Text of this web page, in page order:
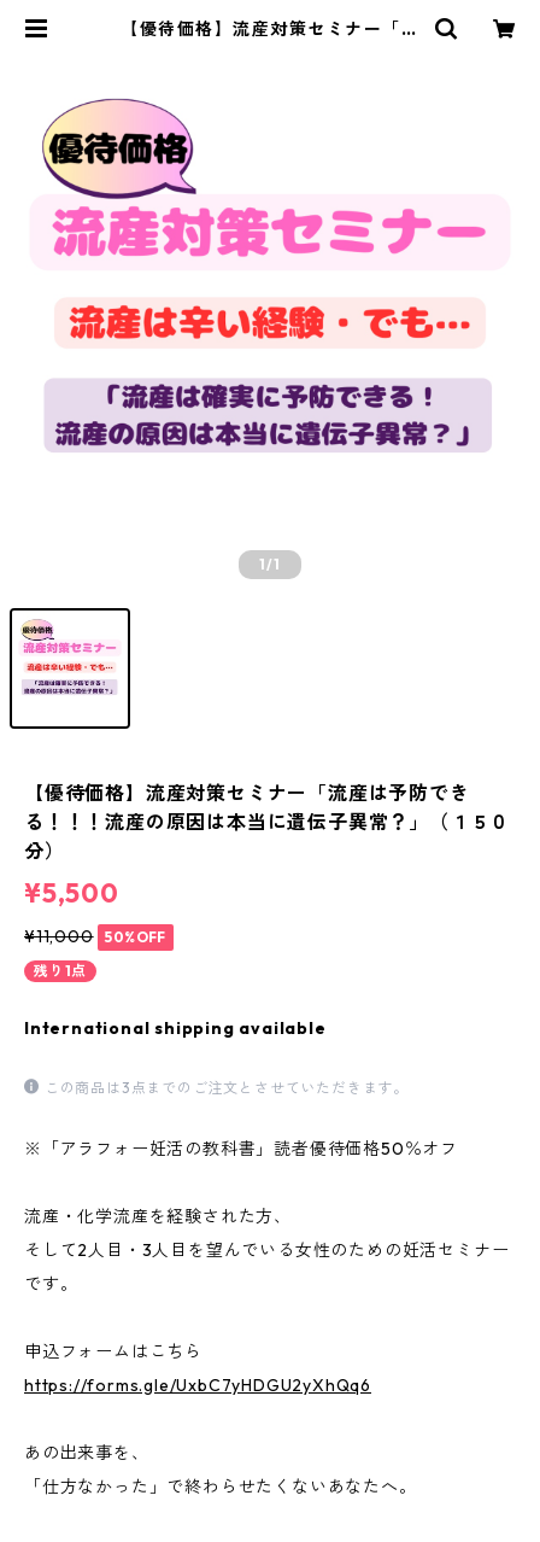
【優待価格】流産対策セミナー「流
1/1
【優待価格】流産対策セミナー「流産は予防でき
る！！！流産の原因は本当に遺伝子異常？」（１５０
分）
¥5,500
¥11,000
50%OFF
残り1点
International shipping available
この商品は3点までのご注文とさせていただきます。
※「アラフォー妊活の教科書」読者優待価格50％オフ
流産・化学流産を経験された方、
そして2人目・3人目を望んでいる女性のための妊活セミナー
です。
申込フォームはこちら
https://forms.gle/UxbC7yHDGU2yXhQq6
あの出来事を、
「仕方なかった」で終わらせたくないあなたへ。